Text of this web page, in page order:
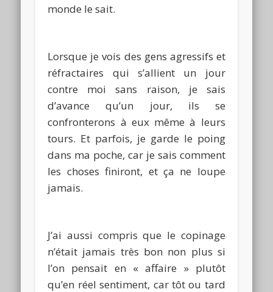
monde le sait.
Lorsque je vois des gens agressifs et
réfractaires qui s’allient un jour
contre moi sans raison, je sais
d’avance qu’un jour, ils se
confronterons à eux même à leurs
tours. Et parfois, je garde le poing
dans ma poche, car je sais comment
les choses finiront, et ça ne loupe
jamais.
J’ai aussi compris que le copinage
n’était jamais très bon non plus si
l’on pensait en « affaire » plutôt
qu’en réel sentiment, car tôt ou tard